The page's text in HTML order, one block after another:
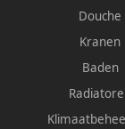
Douche
Kranen
Baden